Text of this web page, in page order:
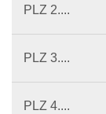
PLZ 2....
PLZ 3....
PLZ 4....